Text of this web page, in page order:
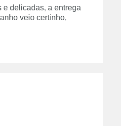
delicadas, a entrega
veio certinho,